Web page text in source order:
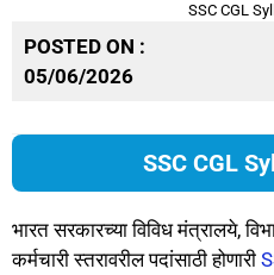
SSC CGL
POSTED ON :
05/06/2026
SSC CGL
भारत सरकारच्या विविध मंत्रालये,
कर्मचारी स्तरावरील पदांसाठी होणारी